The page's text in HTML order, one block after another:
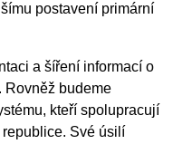
postavení primární
a šíření informací o
Rovněž budeme
kteří spolupracují
Své úsilí